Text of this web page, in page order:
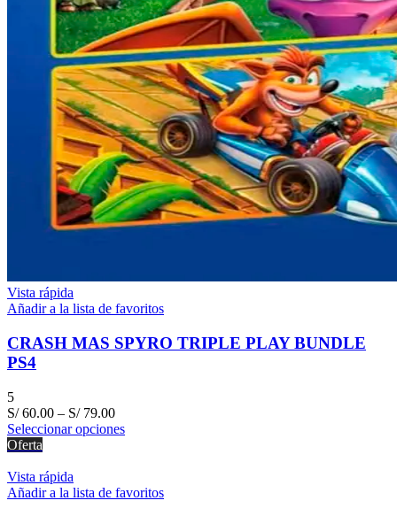
Vista rápida
Añadir a la lista de favoritos
CRASH MAS SPYRO TRIPLE PLAY BUNDLE
PS4
5
S/60.00 – S/79.00
Seleccionar opciones
Oferta
Vista rápida
Añadir a la lista de favoritos